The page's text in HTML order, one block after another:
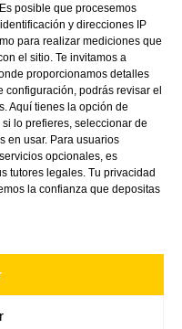
posible que procesemos
y direcciones IP
para realizar mediciones que
el sitio. Te invitamos a
proporcionamos detalles
podrás revisar el
Aquí tienes la opción de
lo prefieres, seleccionar de
en usar. Para usuarios
opcionales, es
tutores legales. Tu privacidad
la confianza que depositas